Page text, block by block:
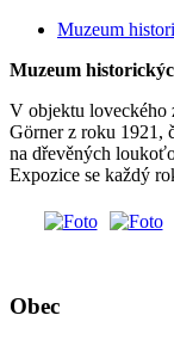
Muzeum
Muzeum
V objektu loveckého
Görner z roku 1921,
na dřevěných
Expozice se každý
Obec